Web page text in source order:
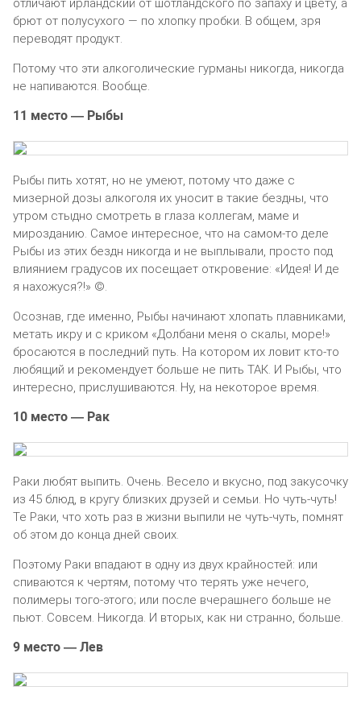
отличают ирландский от шотландского по запаху и цвету, а
брют от полусухого — по хлопку пробки. В общем, зря
переводят продукт.
Потому что эти алкоголические гурманы никогда, никогда
не напиваются. Вообще.
11 место — Рыбы
Рыбы пить хотят, но не умеют, потому что даже с
мизерной дозы алкоголя их уносит в такие бездны, что
утром стыдно смотреть в глаза коллегам, маме и
мирозданию. Самое интересное, что на самом-то деле
Рыбы из этих бездн никогда и не выплывали, просто под
влиянием градусов их посещает откровение: «Идея! И де
я нахожуся?!» ©.
Осознав, где именно, Рыбы начинают хлопать плавниками,
метать икру и с криком «Долбани меня о скалы, море!»
бросаются в последний путь. На котором их ловит кто-то
любящий и рекомендует больше не пить ТАК. И Рыбы, что
интересно, прислушиваются. Ну, на некоторое время.
10 место — Рак
Раки любят выпить. Очень. Весело и вкусно, под закусочку
из 45 блюд, в кругу близких друзей и семьи. Но чуть-чуть!
Те Раки, что хоть раз в жизни выпили не чуть-чуть, помнят
об этом до конца дней своих.
Поэтому Раки впадают в одну из двух крайностей: или
спиваются к чертям, потому что терять уже нечего,
полимеры того-этого; или после вчерашнего больше не
пьют. Совсем. Никогда. И вторых, как ни странно, больше.
9 место — Лев